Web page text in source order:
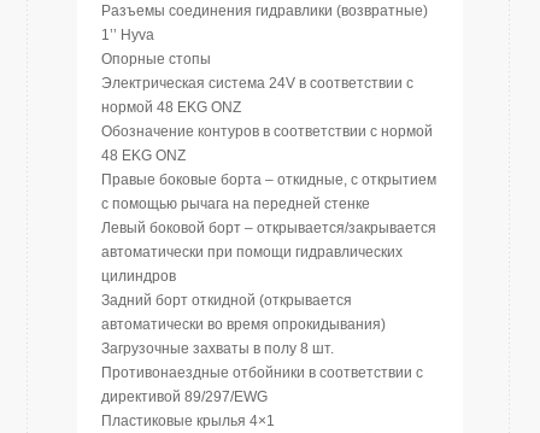
Разъемы соединения гидравлики (возвратные)
1’’ Hyva
Опорные стопы
Электрическая система 24V в соответствии с
нормой 48 EKG ONZ
Обозначение контуров в соответствии с нормой
48 EKG ONZ
Правые боковые борта – откидные, с открытием
с помощью рычага на передней стенке
Левый боковой борт – открывается/закрывается
автоматически при помощи гидравлических
цилиндров
Задний борт откидной (открывается
автоматически во время опрокидывания)
Загрузочные захваты в полу 8 шт.
Противонаездные отбойники в соответствии с
директивой 89/297/EWG
Пластиковые крылья 4×1